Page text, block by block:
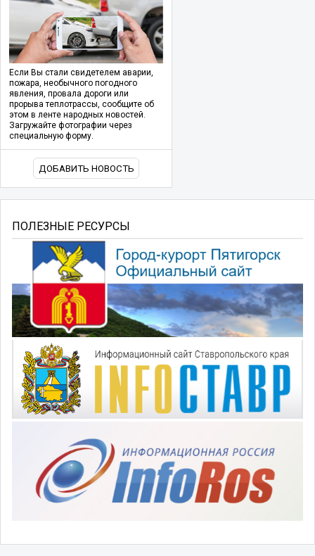
Если Вы стали свидетелем аварии,
пожара, необычного погодного
явления, провала дороги или
прорыва теплотрассы, сообщите об
этом в ленте народных новостей.
Загружайте фотографии через
специальную форму.
ДОБАВИТЬ НОВОСТЬ
ПОЛЕЗНЫЕ РЕСУРСЫ